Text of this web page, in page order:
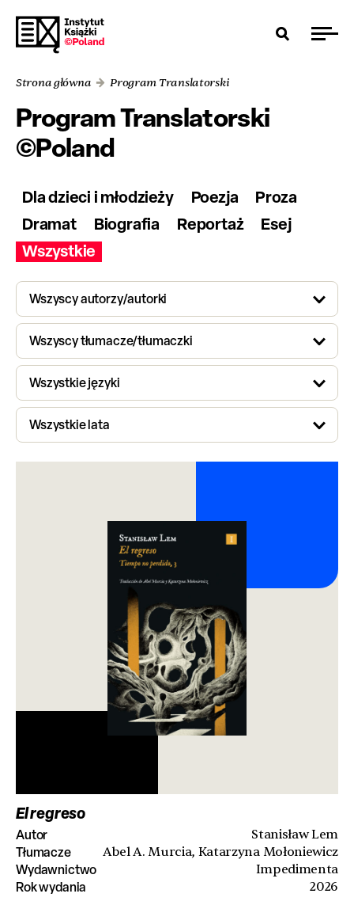
Strona główna Program Translatorski
Program Translatorski
©Poland
Dla dzieci i młodzieży Poezja
Proza
Dramat
Biografia Reportaż
Esej
Wszystkie
Wszyscy autorzy/autorki
Wszyscy tłumacze/tłumaczki
Wszystkie języki
Wszystkie lata
El regreso
Autor Stanisław Lem
Tłumacze Abel A. Murcia, Katarzyna Mołoniewicz
Wydawnictwo Impedimenta
Rok wydania 2026